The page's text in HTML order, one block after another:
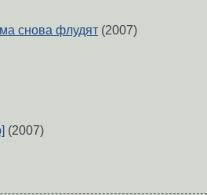
снова флудят (2007)
(2007)